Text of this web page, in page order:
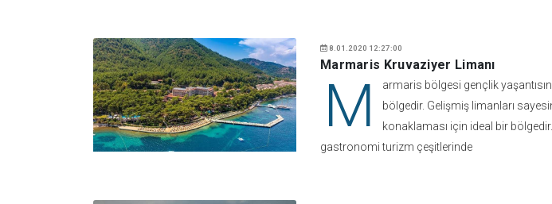
8.01.2020 12:27:00
Marmaris Kruvaziyer Limanı
M
armaris bölgesi gençlik
bölgedir. Gelişmiş limanları
konaklaması için ideal bir
gastronomi turizm çeşitlerinde